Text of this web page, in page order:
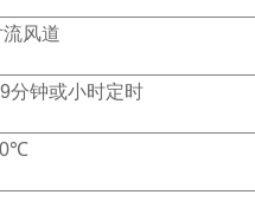
风道
分钟或小时定时